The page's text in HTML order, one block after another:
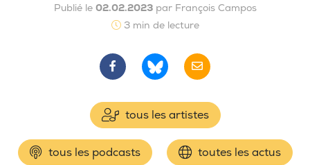
Publié le 02.02.2023 par François Campos
3 min de lecture
tous les artistes
tous les podcasts toutes les actus